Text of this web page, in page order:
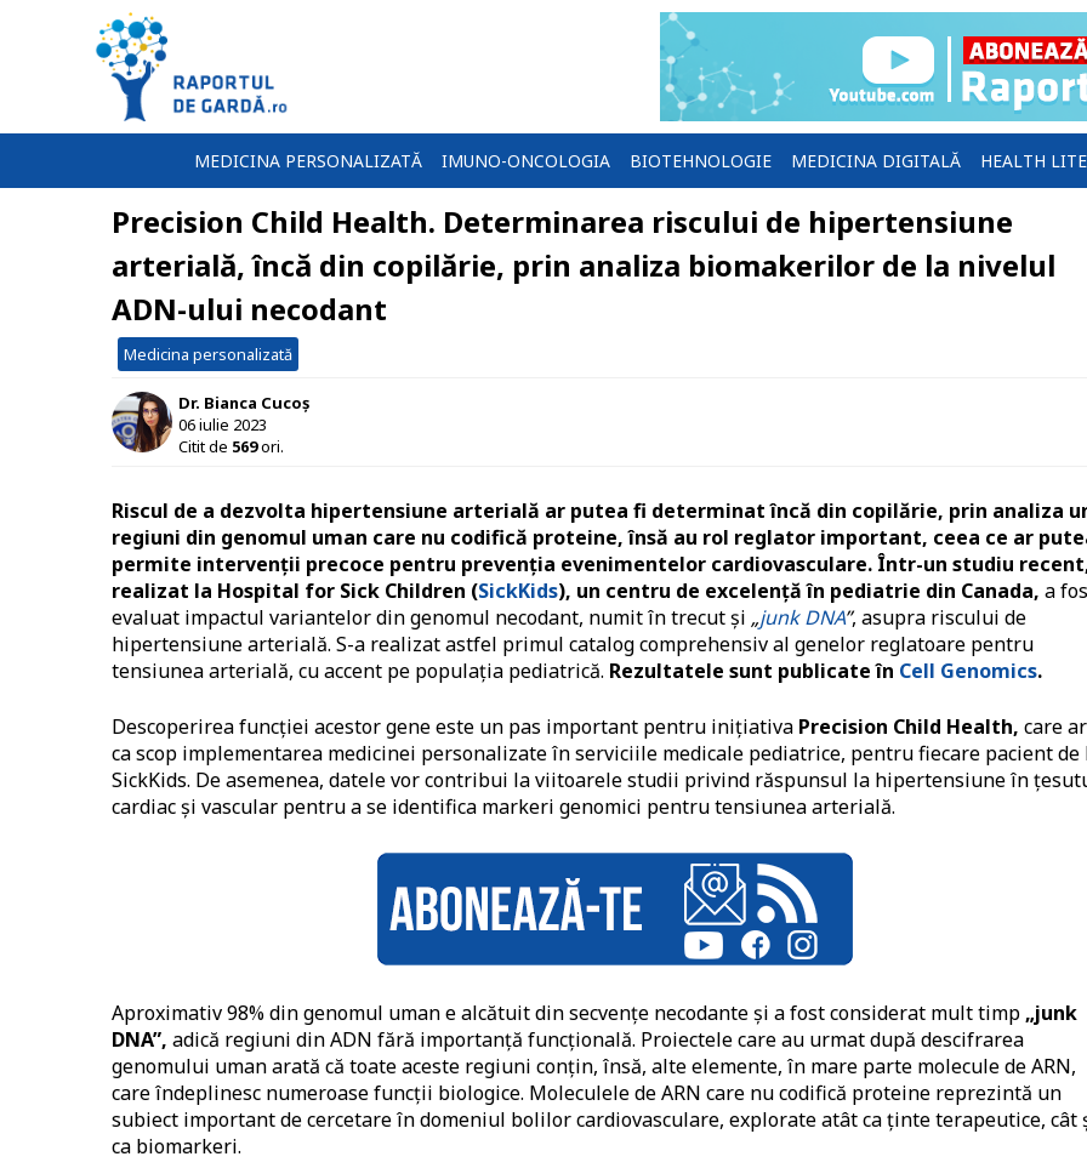
MEDICINA PERSONALIZATĂ IMUNO-ONCOLOGIA BIOTEHNOLOGIE MEDICINA DIGITALĂ HEALTH
Precision Child Health. Determinarea riscului de hipertensiune
arterială, încă din copilărie, prin analiza biomakerilor de la nivelul
ADN-ului necodant
Medicina personalizată
Dr. Bianca Cucoș
06 iulie 2023
Citit de 569ori.
Riscul de a dezvolta hipertensiune arterială ar putea fi determinat încă din copilărie, prin analiza
regiuni din genomul uman care nu codifică proteine, însă au rol reglator important, ceea ce ar
permite intervenții precoce pentru prevenția evenimentelor cardiovasculare. Într-un studiu
realizat la Hospital for Sick Children (SickKids), un centru de excelență în pediatrie din Canada, a
evaluat impactul variantelor din genomul necodant, numit în trecut și „junk DNA”, asupra riscului de
hipertensiune arterială. S-a realizat astfel primul catalog comprehensiv al genelor reglatoare pentru
tensiunea arterială, cu accent pe populația pediatrică. Rezultatele sunt publicate în Cell Genomics.
Descoperirea funcției acestor gene este un pas important pentru inițiativa Precision Child Health, care
ca scop implementarea medicinei personalizate în serviciile medicale pediatrice, pentru fiecare pacient de
SickKids. De asemenea, datele vor contribui la viitoarele studii privind răspunsul la hipertensiune în
cardiac și vascular pentru a se identifica markeri genomici pentru tensiunea arterială.
Aproximativ 98% din genomul uman e alcătuit din secvențe necodante și a fost considerat mult timp „junk
DNA”, adică regiuni din ADN fără importanță funcțională. Proiectele care au urmat după descifrarea
genomului uman arată că toate aceste regiuni conțin, însă, alte elemente, în mare parte molecule de ARN,
care îndeplinesc numeroase funcții biologice. Moleculele de ARN care nu codifică proteine reprezintă un
subiect important de cercetare în domeniul bolilor cardiovasculare, explorate atât ca ținte terapeutice, cât
ca biomarkeri.